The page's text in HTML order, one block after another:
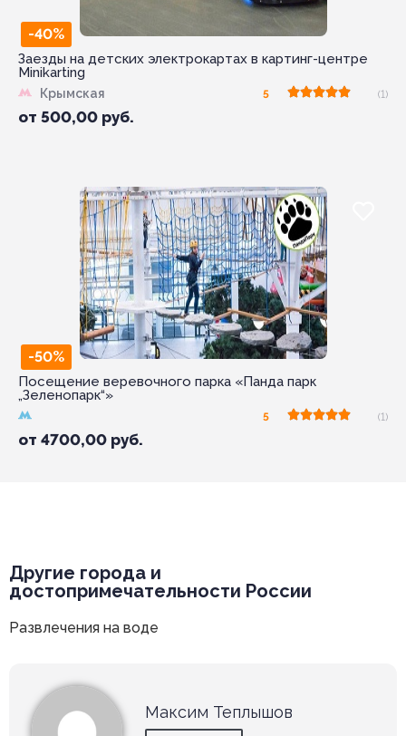
Заезды на детских электрокартах в картинг-центре
Minikarting
-40%
Крымская 5 (1)
от 500,00 руб.
Посещение веревочного парка «Панда парк
„Зеленопарк“»
-50%
5 (1)
от 4700,00 руб.
Другие города и
достопримечательности России
Развлечения на воде
Максим Теплышов